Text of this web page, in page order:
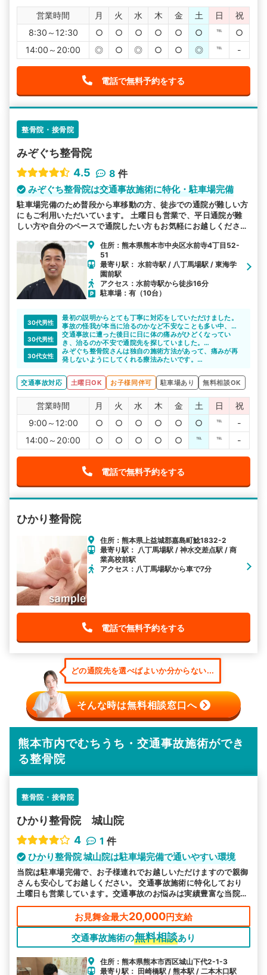
営業時間 月 火 水 木 金 土 日
祝
8:30～12:30
○ ○ ○ ○ ○ ○ ℡
○
14:00～20:00
◎ ○ ◎ ○ ○ ◎ ℡ -
電話で無料予約をする
整骨院・接骨院
みぞぐち整骨院
4.5
8 件
みぞぐち整骨院は交通事故施術に特化・駐車場完備
駐車場完備のため普段から車移動の方、徒歩での通院が難しい方
にもご利用いただいています。 土曜日も営業で、平日通院が難
しい方や自分のペースで通院したい方もお気軽にお越しくださ
交通事故後の各症状を得意としています。住所：熊本県熊本市中央区水前寺4丁目52-
51
最寄り駅： 水前寺駅 / 八丁馬場駅 / 東海学
園前駅
アクセス：水前寺駅から徒歩16分
駐車場：有（10台）
30代男性
最初の説明からとても丁寧に対応をしていただけました。
事故の怪我が本当に治るのかなど不安なことも多い中、
色々と相談できたのでこちらにお世話になり良かったと思
いました。
30代男性
交通事故に遭った後日に日に体の痛みがひどくなってい
き、治るのか不安で通院先を探していました。
紹介してもらった整骨院で、しっかり治療を受けることが
できて回復できたのでよかったです。
30代女性
みぞぐち整骨院さんは独自の施術方法があって、痛みが再
発しないようにしてくれる療法みたいです。
今後が楽しみです。
交通事故対応 土曜日OK お子様同伴可 駐車場あり 無料相談OK
営業時間 月 火 水 木 金 土 日
祝
9:00～12:00
○ ○ ○ ○ ○ ○ ℡
-
14:00～20:00
○ ○ ○ ○ ○ ℡ ℡ -
電話で無料予約をする
ひかり整骨院
住所：熊本県上益城郡嘉島町鯰1832-2
最寄り駅： 八丁馬場駅 / 神水交差点駅 / 商
業高校前駅
アクセス：八丁馬場駅から車で7分
電話で無料予約をする
どの通院先を選べばよいか分からない...
そんな時は無料相談窓口へ
熊本市内でむちうち・交通事故施術ができ
る整骨院
整骨院・接骨院
ひかり整骨院 城山院
4
1 件
ひかり整骨院 城山院は駐車場完備で通いやすい環境
当院は駐車場完備で、お子様連れでお越しいただけますので親御
さんも安心してお越しください。 交通事故施術に特化しており
土曜日も営業しています。交通事故のお悩みは実績豊富な当院へ
お任せください。
お見舞金最大20,000円支給
交通事故施術の無料相談あり
住所：熊本県熊本市西区城山下代2-1-3
最寄り駅： 田崎橋駅 / 熊本駅 / 二本木口駅